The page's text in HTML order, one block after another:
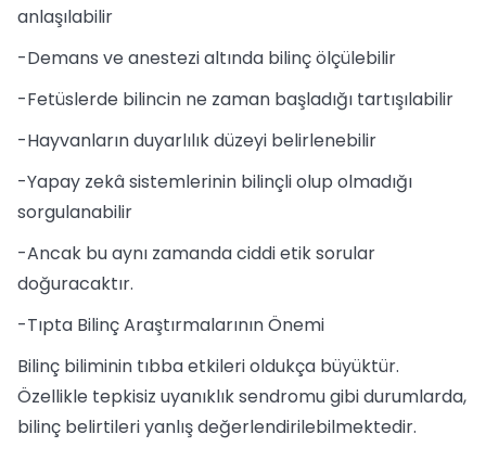
anlaşılabilir
-Demans ve anestezi altında bilinç ölçülebilir
-Fetüslerde bilincin ne zaman başladığı tartışılabilir
-Hayvanların duyarlılık düzeyi belirlenebilir
-Yapay zekâ sistemlerinin bilinçli olup olmadığı
sorgulanabilir
-Ancak bu aynı zamanda ciddi etik sorular
doğuracaktır.
-Tıpta Bilinç Araştırmalarının Önemi
Bilinç biliminin tıbba etkileri oldukça büyüktür.
Özellikle tepkisiz uyanıklık sendromu gibi durumlarda,
bilinç belirtileri yanlış değerlendirilebilmektedir.